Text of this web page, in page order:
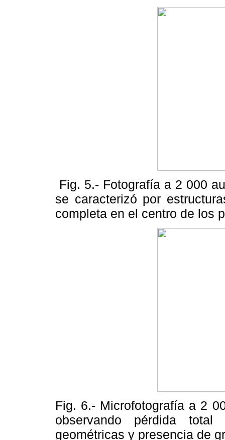
Fig. 5.- Fotografía a 2 000
se caracterizó por
completa en el centro de los
Fig. 6.- Microfotografía a 2
observando pérdida
geométricas y presencia de